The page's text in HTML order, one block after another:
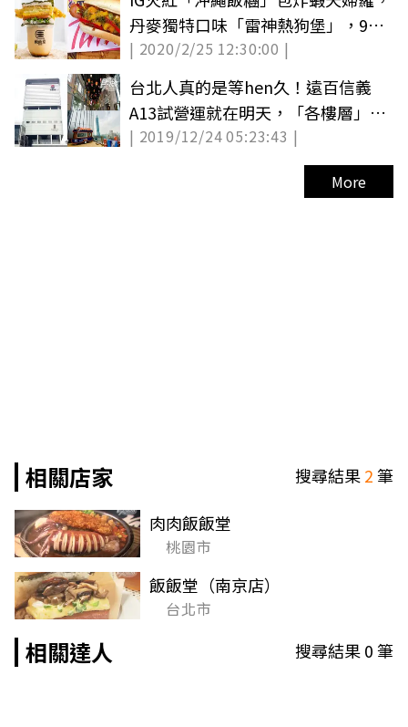
丹麥獨特口味「雷神熱狗堡」，9款
「爆品」試吃免費抽
| 2020/2/25 12:30:00 |
台北人真的是等hen久！遠百信義
A13試營運就在明天，「各樓層」解
鎖搶先逛
| 2019/12/24 05:23:43 |
More
相關店家 搜尋結果2筆
肉肉飯飯堂
桃園市
飯飯堂（南京店）
台北市
相關達人 搜尋結果0筆